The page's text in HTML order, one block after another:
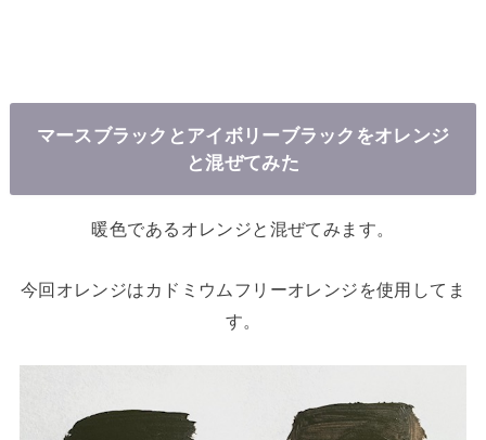
マースブラックとアイボリーブラックをオレンジ
と混ぜてみた
暖色であるオレンジと混ぜてみます。
今回オレンジはカドミウムフリーオレンジを使用してま
す。